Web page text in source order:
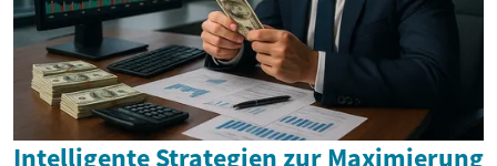
Intelligente Strategien zur Maximierung